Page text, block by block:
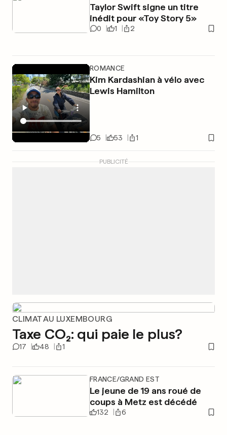
Taylor Swift signe un titre
inédit pour «Toy Story 5»
0 1 2
ROMANCE
Kim Kardashian à vélo avec
Lewis Hamilton
5 53 1
PUBLICITÉ
CLIMAT AU LUXEMBOURG
Taxe CO₂: qui paie le plus?
17 48 1
FRANCE/GRAND EST
Le jeune de 19 ans roué de
coups à Metz est décédé
132 6